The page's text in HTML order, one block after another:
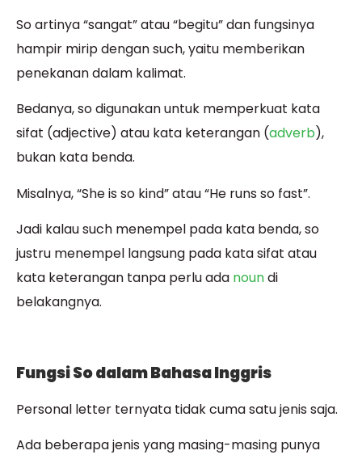
So artinya “sangat” atau “begitu” dan fungsinya
hampir mirip dengan such, yaitu memberikan
penekanan dalam kalimat.
Bedanya, so digunakan untuk memperkuat kata
sifat (adjective) atau kata keterangan (adverb),
bukan kata benda.
Misalnya, “She is so kind” atau “He runs so fast”.
Jadi kalau such menempel pada kata benda, so
justru menempel langsung pada kata sifat atau
kata keterangan tanpa perlu ada noundi
belakangnya.
Fungsi So dalam Bahasa Inggris
Personal letter ternyata tidak cuma satu jenis saja.
Ada beberapa jenis yang masing-masing punya